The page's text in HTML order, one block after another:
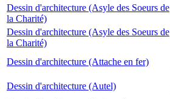
Dessin d'architecture (Asyle des Soeurs de
la Charité)
Dessin d'architecture (Asyle des Soeurs de
la Charité)
Dessin d'architecture (Attache en fer)
Dessin d'architecture (Autel)